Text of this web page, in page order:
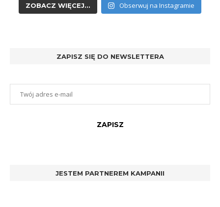
ZOBACZ WIĘCEJ... Obserwuj na Instagramie
ZAPISZ SIĘ DO NEWSLETTERA
JESTEM PARTNEREM KAMPANII